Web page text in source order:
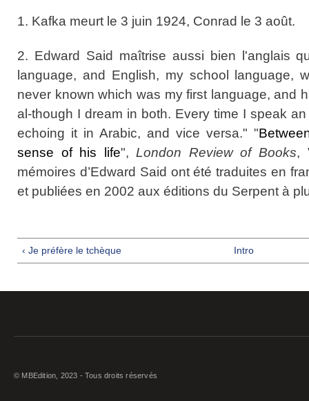
1. Kafka meurt le 3 juin 1924, Conrad le 3 août.
2. Edward Said maîtrise aussi bien l'anglais
language, and English, my school language,
never known which was my first language, and
al-though I dream in both. Every time I speak
echoing it in Arabic, and vice versa." "
sense of his life",London Review of Books,
mémoires d’Edward Said ont été traduites en
et publiées en 2002 aux éditions du Serpent à
‹ Je préfère le tchèque Intro
© MBEdition, 2023 - Tous droits réservés